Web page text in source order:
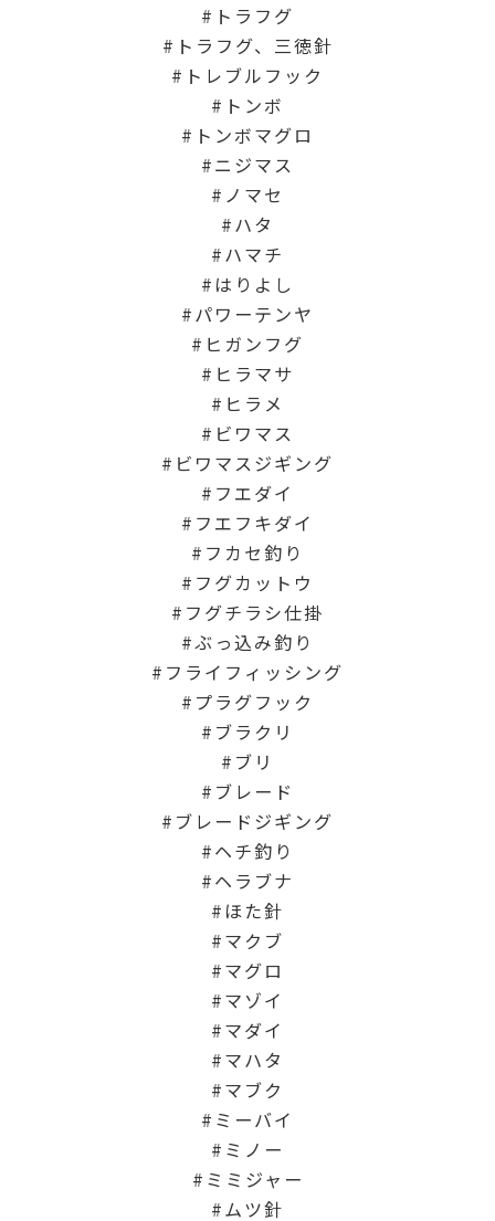
トラフグ
トラフグ、三徳針
トレブルフック
トンボ
トンボマグロ
ニジマス
ノマセ
ハタ
ハマチ
はりよし
パワーテンヤ
ヒガンフグ
ヒラマサ
ヒラメ
ビワマス
ビワマスジギング
フエダイ
フエフキダイ
フカセ釣り
フグカットウ
フグチラシ仕掛
ぶっ込み釣り
フライフィッシング
プラグフック
ブラクリ
ブリ
ブレード
ブレードジギング
ヘチ釣り
ヘラブナ
ほた針
マクブ
マグロ
マゾイ
マダイ
マハタ
マブク
ミーバイ
ミノー
ミミジャー
ムツ針